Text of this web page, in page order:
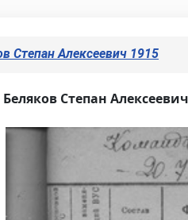
Степан Алексеевич 1915
Беляков Степан